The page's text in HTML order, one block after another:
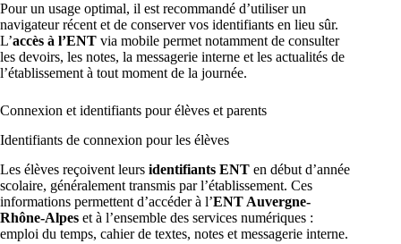
Pour un usage optimal, il est recommandé d’utiliser un
navigateur récent et de conserver vos identifiants en lieu sûr.
L’accès à l’ENT via mobile permet notamment de consulter
les devoirs, les notes, la messagerie interne et les actualités de
l’établissement à tout moment de la journée.
Connexion et identifiants pour élèves et parents
Identifiants de connexion pour les élèves
Les élèves reçoivent leurs identifiants ENT en début d’année
scolaire, généralement transmis par l’établissement. Ces
informations permettent d’accéder à l’ENT Auvergne-
Rhône-Alpes et à l’ensemble des services numériques :
emploi du temps, cahier de textes, notes et messagerie interne.